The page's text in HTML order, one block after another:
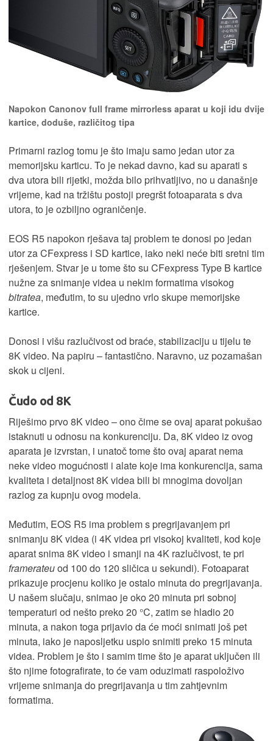
Napokon Canonov full frame mirrorless aparat u koji idu dvije
kartice, doduše, različitog tipa
Primarni razlog tomu je što imaju samo jedan utor za
memorijsku karticu. To je nekad davno, kad su aparati s
dva utora bili rijetki, možda bilo prihvatljivo, no u današnje
vrijeme, kad na tržištu postoji pregršt fotoaparata s dva
utora, to je ozbiljno ograničenje.
EOS R5 napokon rješava taj problem te donosi po jedan
utor za CFexpress i SD kartice, iako neki neće biti sretni tim
rješenjem. Stvar je u tome što su CFexpress Type B kartice
nužne za snimanje videa u nekim formatima visokog
bitratea, međutim, to su ujedno vrlo skupe memorijske
kartice.
Donosi i višu razlučivost od braće, stabilizaciju u tijelu te
8K video. Na papiru – fantastično. Naravno, uz pozamašan
skok u cijeni.
Čudo od 8K
Riješimo prvo 8K video – ono čime se ovaj aparat pokušao
istaknuti u odnosu na konkurenciju. Da, 8K video iz ovog
aparata je izvrstan, i unatoč tome što ovaj aparat nema
neke video mogućnosti i alate koje ima konkurencija, sama
kvaliteta i detaljnost 8K videa bili bi mnogima dovoljan
razlog za kupnju ovog modela.
Međutim, EOS R5 ima problem s pregrijavanjem pri
snimanju 8K videa (i 4K videa pri visokoj kvaliteti, kod koje
aparat snima 8K video i smanji na 4K razlučivost, te pri
framerateuod 100 do 120 sličica u sekundi). Fotoaparat
prikazuje procjenu koliko je ostalo minuta do pregrijavanja.
U našem slučaju, snimao je oko 20 minuta pri sobnoj
temperaturi od nešto preko 20 °C, zatim se hladio 20
minuta, a nakon toga prijavio da će moći snimati još pet
minuta, iako je naposljetku uspio snimiti preko 15 minuta
videa. Problem je što i samim time što je aparat uključen ili
što njime fotografirate, to će vam oduzimati raspoloživo
vrijeme snimanja do pregrijavanja u tim zahtjevnim
formatima.